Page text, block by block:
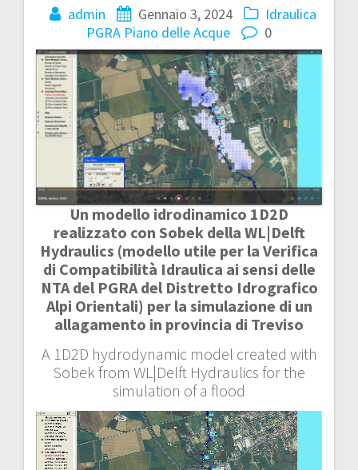
admin Gennaio 3, 2024
Idraulica
PGRA Piano delle Acque 0
Un modello idrodinamico 1D2D
realizzato con Sobek della WL|Delft
Hydraulics (modello utile per la Verifica
di Compatibilità Idraulica ai sensi delle
NTA del PGRA del Distretto Idrografico
Alpi Orientali) per la simulazione di un
allagamento in provincia di Treviso
A 1D2D hydrodynamic model created with
Sobek from WL|Delft Hydraulics for the
simulation of a flood